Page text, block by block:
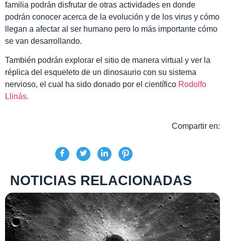
familia podrán disfrutar de otras actividades en donde
podrán conocer acerca de la evolución y de los virus y cómo
llegan a afectar al ser humano pero lo más importante cómo
se van desarrollando.
También podrán explorar el sitio de manera virtual y ver la
réplica del esqueleto de un dinosaurio con su sistema
nervioso, el cual ha sido donado por el científico Rodolfo
Llinás.
Compartir en:
NOTICIAS RELACIONADAS